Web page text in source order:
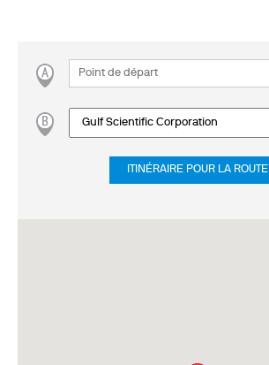
ITINÉRAIRE POUR LA ROUTE